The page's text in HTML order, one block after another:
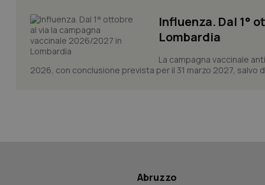
Influenza. Dal 1°
Lombardia
La campagna vaccinale
2026, con conclusione prevista per il 31 marzo 2027, salvo
Abruzzo